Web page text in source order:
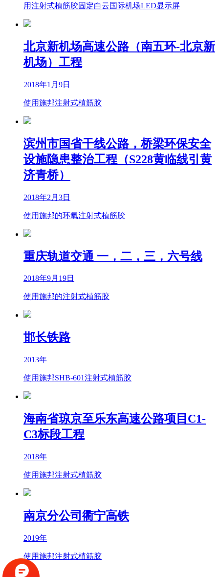
用注射式植筋胶固定白云国际机场LED显示屏
北京新机场高速公路（南五环-北京新
机场）工程
2018年1月9日
使用施邦注射式植筋胶
滨州市国省干线公路，桥梁环保安全
设施隐患整治工程（S228黄临线引黄
济青桥）
2018年2月3日
使用施邦的环氧注射式植筋胶
重庆轨道交通 一，二，三，六号线
2018年9月19日
使用施邦的注射式植筋胶
邯长铁路
2013年
使用施邦SHB-601注射式植筋胶
海南省琼京至乐东高速公路项目C1-
C3标段工程
2018年
使用施邦注射式植筋胶
南京分公司衢宁高铁
2019年
使用施邦注射式植筋胶